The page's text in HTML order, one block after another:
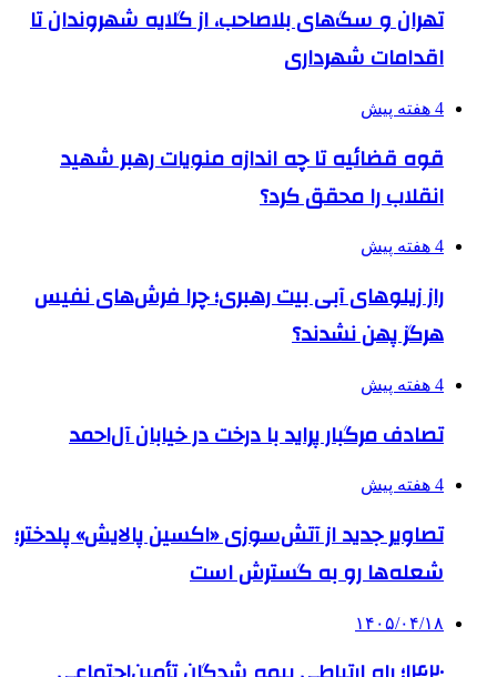
تهران و سگ‌های بلاصاحب، از گلایه شهروندان تا
اقدامات شهرداری
4 هفته پیش
قوه قضائیه تا چه اندازه منویات رهبر شهید
انقلاب را محقق کرد؟
4 هفته پیش
راز زیلوهای آبی بیت رهبری؛ چرا فرش‌های نفیس
هرگز پهن نشدند؟
4 هفته پیش
تصادف مرگبار پراید با درخت در خیابان آل‌احمد
4 هفته پیش
تصاویر جدید از آتش‌سوزی «اکسین پالایش» پلدختر؛
شعله‌ها رو به گسترش است
۱۴۰۵/۰۴/۱۸